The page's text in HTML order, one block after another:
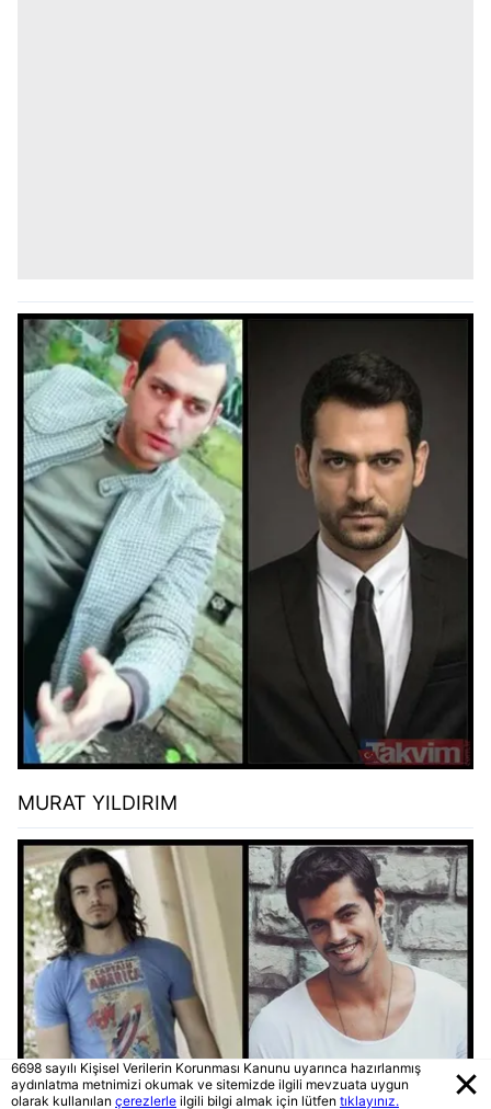
MURAT YILDIRIM
6698 sayılı Kişisel Verilerin Korunması Kanunu uyarınca hazırlanmış
aydınlatma metnimizi okumak ve sitemizde ilgili mevzuata uygun
olarak kullanılan çerezlerle ilgili bilgi almak için lütfen tıklayınız.